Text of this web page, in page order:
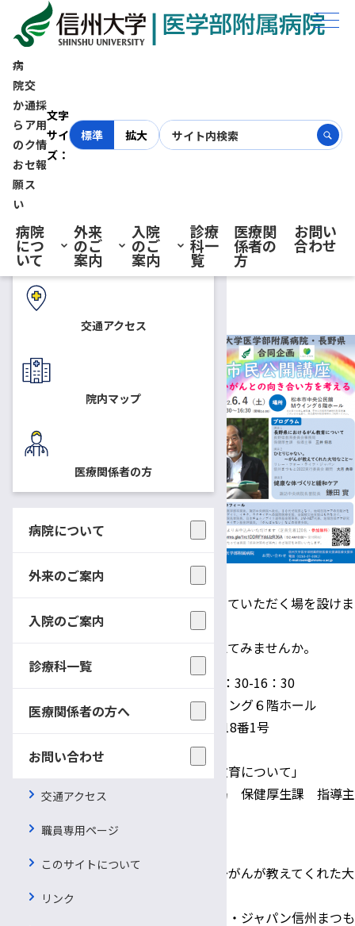
病
院
か
ら
の
お
願
い
交
通
ア
ク
セ
ス
採
用
情
報
文字
サイ
ズ：
標準 拡大
病院
につ
いて
外来
のご
案内
入院
のご
案内
診療
科一
覧
医療関
係者の
方
お問い
合わせ
ホーム
お知らせ
2022年6月4日（土）鎌田實先生ご登壇 市民公開講座「新しいがんとの
向き合い方を考える」を開催いたします
2022年6月4日（土）鎌田實先
生ご登壇 市民公開講座「新し
いがんとの向き合い方を考え
る」を開催いたします
2022.05.06
県 合同企画
市民公開講座「新しいがんとの
集のお知らせ
長野県におけるがんを取り巻く
環境や動向は大きく変化してい
このたびの市民公開講座では、
先生をお招きし、がんに対する
各種取り組みや試みを、みなさまに知っていただく場を設けま
した。
新しいがんとの向き合い方を一緒に考えてみませんか。
日 時 ： 2022年6月4日（土）14：30-16：30
場 所 ： 松本市中央公民館Ｍウイング６階ホール
長野県松本市中央1丁目18番1号
講 演 ： 講演①
「長野県におけるがん教育について」
長野県教育委員会事務局 保健厚生課 指導主
「ひとりじゃない。 ～がんが教えてくれた大
切なこと～ 」
リレー・フォー・ライフ・ジャパン信州まつも
入院・ご面会の方へ
交通アクセス
院内マップ
医療関係者の方
病院について
外来のご案内
入院のご案内
診療科一覧
医療関係者の方へ
お問い合わせ
交通アクセス
職員専用ページ
このサイトについて
リンク